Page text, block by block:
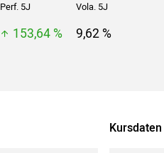
Perf. 5J Vola. 5J
153,64 % 9,62 %
Kursdaten